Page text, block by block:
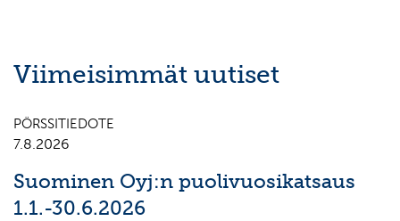
Viimeisimmät uutiset
PÖRSSITIEDOTE
7.8.2026
Suominen Oyj:n puolivuosikatsaus
1.1.-30.6.2026